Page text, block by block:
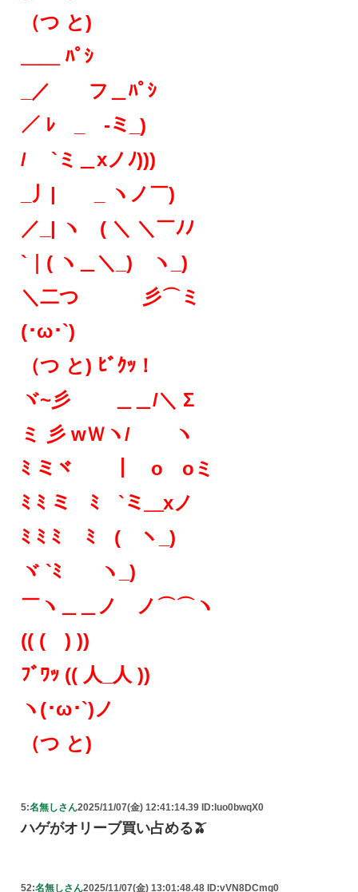
（つ と)
＿＿ ﾊﾟｼ
_／ フ＿ﾊﾟｼ
／ ﾚ _ -ミ_)
/ `ミ＿xノﾉ)))
_丿| _ ヽノ￣)
／_| ヽ ( ＼ ＼￣ﾉﾉ
`｜( ヽ＿＼_) ヽ_)
＼二つ 彡⌒ミ
(･ω･`)
（つ と) ﾋﾞｸｯ！
ヾ~彡 ＿＿/＼ Σ
ミ 彡 wＷヽ/ ヽ
ﾐ ミヾ ｜ o oミ
ﾐ ﾐ ミ ﾐ `ミ＿xノ
ﾐ ﾐ ﾐ ﾐ ( ヽ_)
ヾ `ﾐ ヽ_)
￣ヽ＿＿ノ ノ⌒⌒ヽ
(( ( ) ))
ﾌﾞﾜｯ (( 人_人 ))
ヽ(･ω･`)ノ
（つ と)
5:名無しさん2025/11/07(金) 12:41:14.39 ID:Iuo0bwqX0
ハゲがオリーブ買い占める🫒
52:名無しさん2025/11/07(金) 13:01:48.48 ID:vVN8DCmg0